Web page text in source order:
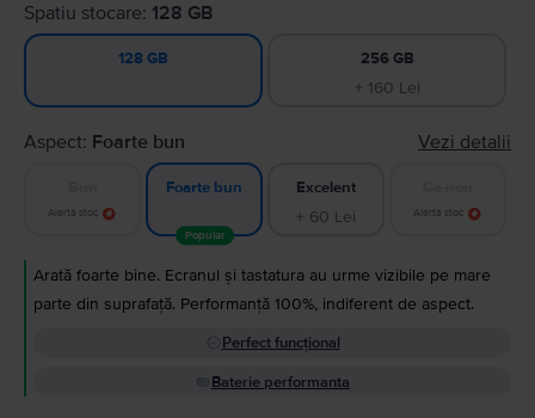
Spatiu stocare: 128 GB
128 GB 256 GB
+ 160 Lei
Aspect: Foarte bun Vezi detalii
Alertă stoc
Foarte bun
Popular
Excelent
+ 60 Lei Alertă stoc
Arată foarte bine. Ecranul și tastatura au urme vizibile pe mare
parte din suprafață. Performanță 100%, indiferent de aspect.
Perfect funcțional
Baterie performanta